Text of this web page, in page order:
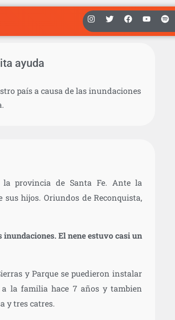
ayuda
país a causa de las inundaciones
provincia de Santa Fe. Ante la
hijos. Oriundos de Reconquista,
El nene estuvo casi un
y Parque se puedieron instalar
a la familia hace 7 años y tambien
y tres catres.